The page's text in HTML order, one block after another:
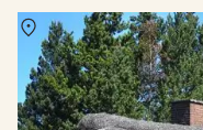
Über Vesterhede